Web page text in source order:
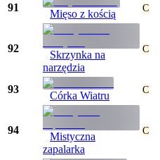
91
Mięso z kością C
92
Skrzynka na
narzędzia
C
93
Córka Wiatru C
94
Mistyczna
zapalarka
C